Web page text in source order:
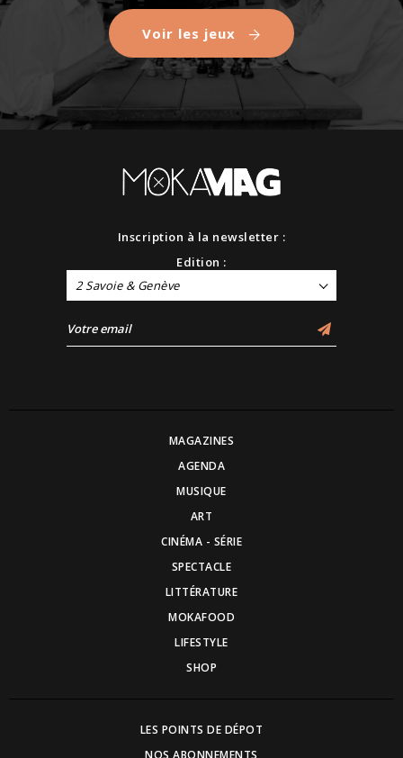
Voir les jeux
Inscription à la newsletter :
Edition :
2 Savoie & Genève
MAGAZINES
AGENDA
MUSIQUE
ART
CINÉMA - SÉRIE
SPECTACLE
LITTÉRATURE
MOKAFOOD
LIFESTYLE
SHOP
LES POINTS DE DÉPOT
NOS ABONNEMENTS